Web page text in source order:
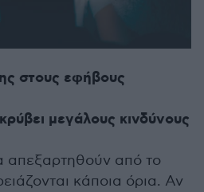
στους εφήβους
μεγάλους κινδύνους
απεξαρτηθούν από το
κάποια όρια. Αν